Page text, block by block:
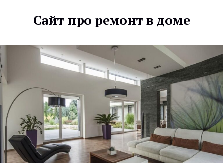
Сайт про ремонт в доме